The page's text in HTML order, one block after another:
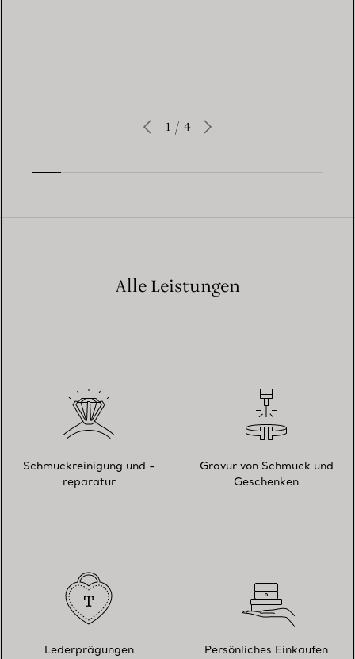
1 / 4
Alle Leistungen
Schmuckreinigung und -
reparatur
Gravur von Schmuck und
Geschenken
Lederprägungen Persönliches Einkaufen